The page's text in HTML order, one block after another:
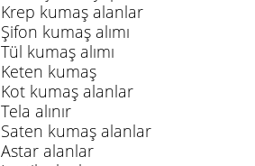
Krep kumaş alanlar
Şifon kumaş alımı
Tül kumaş alımı
Keten kumaş
Kot kumaş alanlar
Tela alınır
Saten kumaş alanlar
Astar alanlar